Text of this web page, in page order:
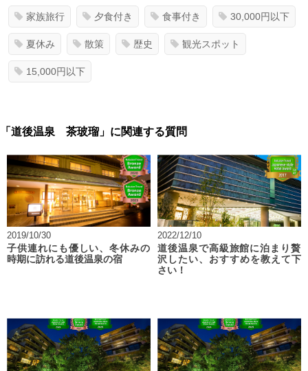
家族旅行 夕食付き 食事付き 30,000円以下
夏休み 散策 歴史 観光スポット
15,000円以下
「道後温泉 茶玻瑠」に関連する質問
2019/10/30
子供連れにも優しい、冬休みの
時期に訪れる道後温泉の宿
2022/12/10
道後温泉で高級旅館に泊まり贅
沢したい、おすすめを教えて下
さい！